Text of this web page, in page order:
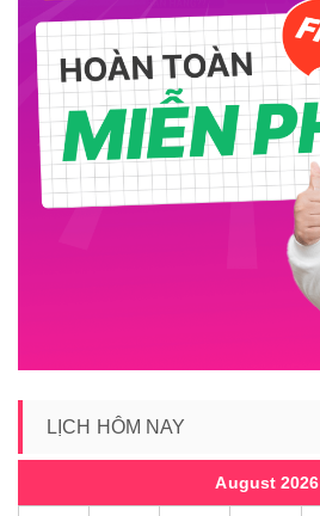
LỊCH HÔM NAY
August 2026